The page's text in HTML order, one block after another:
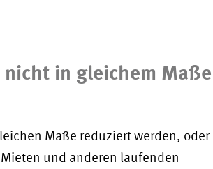
nicht in gleichem Maße
Maße reduziert werden, oder
und anderen laufenden